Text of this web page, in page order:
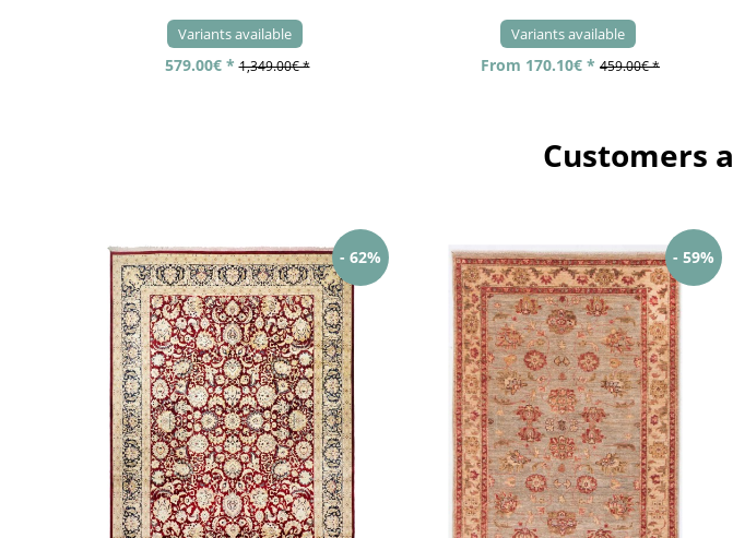
Variants available
579.00€ * 1,349.00€ *
Variants available
From 170.10€ * 459.00€ *
Customers
- 62% - 59%